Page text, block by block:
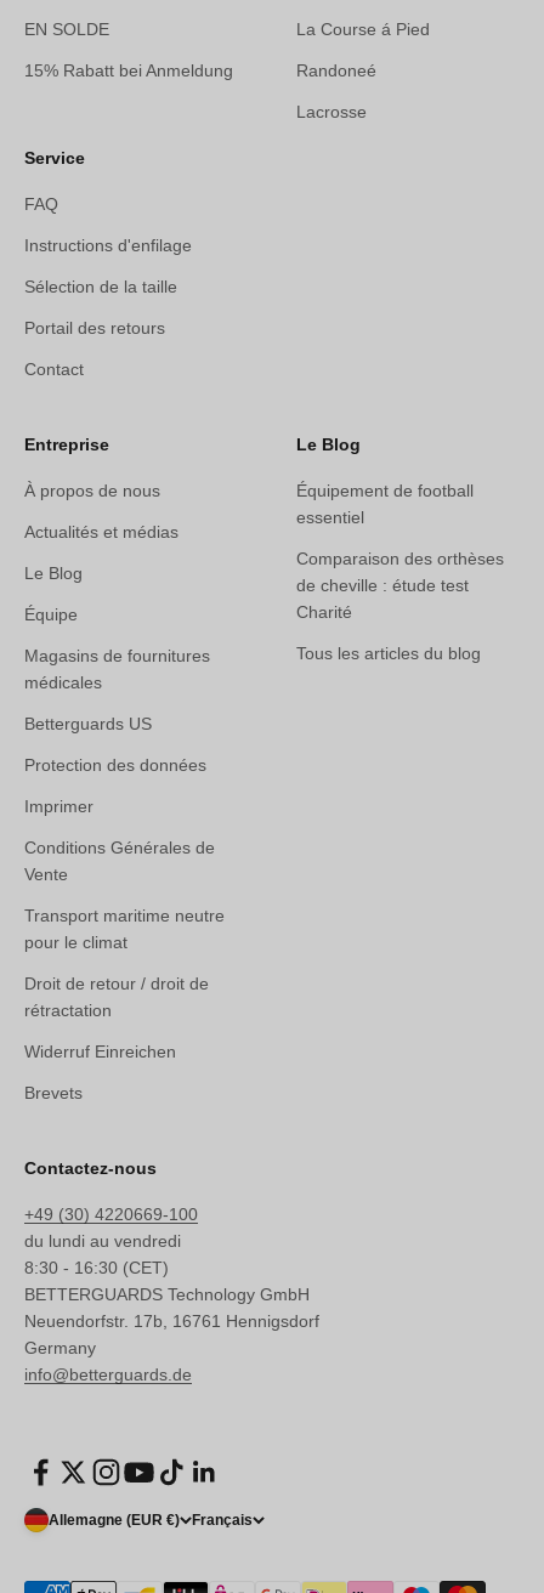
EN SOLDE
15% Rabatt bei Anmeldung
Service
FAQ
Instructions d'enfilage
Sélection de la taille
Portail des retours
Contact
La Course á Pied
Randoneé
Lacrosse
Entreprise
À propos de nous
Actualités et médias
Le Blog
Équipe
Magasins de fournitures
médicales
Betterguards US
Protection des données
Imprimer
Conditions Générales de
Vente
Transport maritime neutre
pour le climat
Droit de retour / droit de
rétractation
Widerruf Einreichen
Brevets
Le Blog
Équipement de football
essentiel
Comparaison des orthèses
de cheville : étude test
Charité
Tous les articles du blog
Contactez-nous
+49 (30) 4220669-100
du lundi au vendredi
8:30 - 16:30 (CET)
BETTERGUARDS Technology GmbH
Neuendorfstr. 17b, 16761 Hennigsdorf
Germany
info@betterguards.de
Allemagne (EUR €) Français